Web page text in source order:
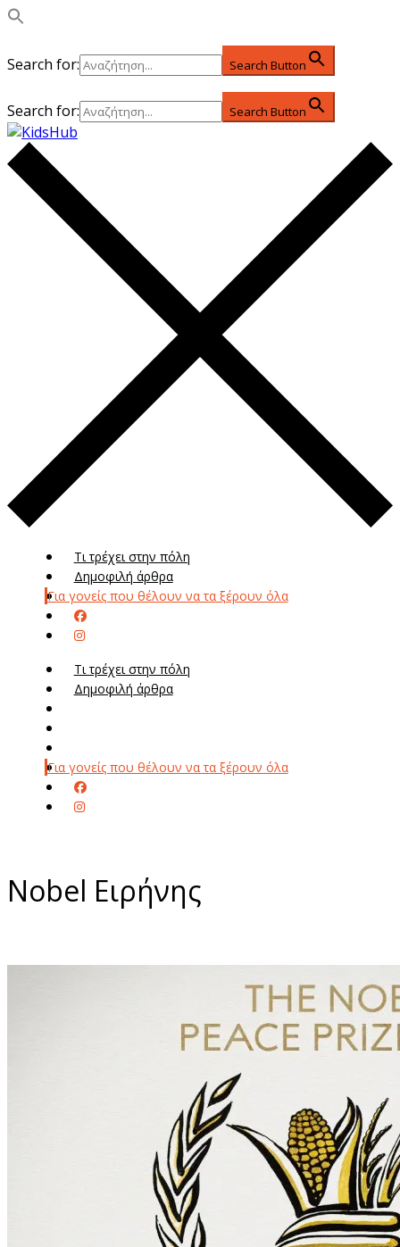
Search for: Search Button
Search for: Search Button
Τι τρέχει στην πόλη
Δημοφιλή άρθρα
Για γονείς που θέλουν να τα ξέρουν όλα
Τι τρέχει στην πόλη
Δημοφιλή άρθρα
Για γονείς που θέλουν να τα ξέρουν όλα
Nobel Ειρήνης